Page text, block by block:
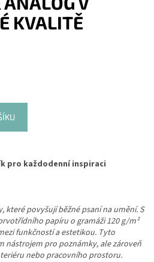
KVALITĚ
pro každodenní inspiraci
které povyšují běžné psaní na umění. S
papíru o gramáži 120 g/m²
funkčností a estetikou. Tyto
nástrojem pro poznámky, ale zároveň
nebo pracovního prostoru.